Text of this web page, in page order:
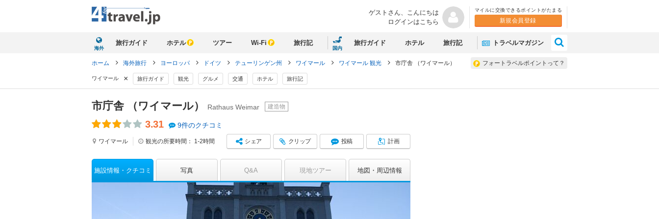
ゲストさん、 こんにちは
ログインはこちら
マイルに交換できるポイントがたまる
新規会員登録
海外
旅行ガイド ホテル ツアー Wi-Fi 旅行記
国内
旅行ガイド ホテル 旅行記 トラベルマガジン
フォートラベルポイントって？
ホーム 海外旅行 ヨーロッパ ドイツ テューリンゲン州 ワイマール ワイマール 観光 市庁舎 （ワイマール）
ワイマール × 旅行ガイド 観光 グルメ 交通 ホテル 旅行記
市庁舎 （ワイマール） Rathaus Weimar 建造物
3.31 9件のクチコミ
ワイマール 観光の所要時間： 1-2時間 シェア クリップ 投稿 計画
施設情報 クチコミ 写真 Q&A 現地ツアー 地図 周辺情報